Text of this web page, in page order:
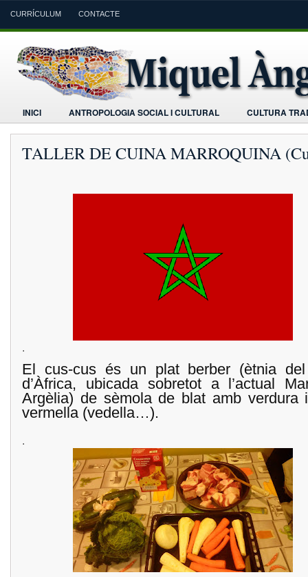
CURRÍCULUM CONTACTE
INICI ANTROPOLOGIA SOCIAL I CULTURAL CULTURA
TALLER DE CUINA MARROQUINA
.
El cus-cus és un plat berber (ètnia
d’Àfrica, ubicada sobretot a l’actual
Argèlia) de sèmola de blat amb verdura
vermella (vedella…).